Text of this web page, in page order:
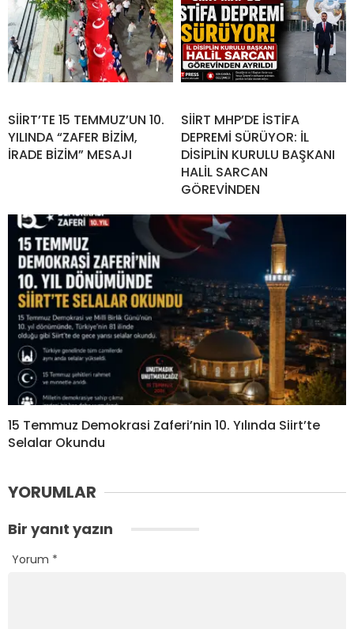
SİİRT’TE 15 TEMMUZ’UN 10.
YILINDA “ZAFER BİZİM,
İRADE BİZİM” MESAJI
SİİRT MHP’DE İSTİFA
DEPREMİ SÜRÜYOR: İL
DİSİPLİN KURULU BAŞKANI
HALİL SARCAN
GÖREVİNDEN
15 Temmuz Demokrasi Zaferi’nin 10. Yılında Siirt’te
Selalar Okundu
YORUMLAR
Bir yanıt yazın
Yorum *